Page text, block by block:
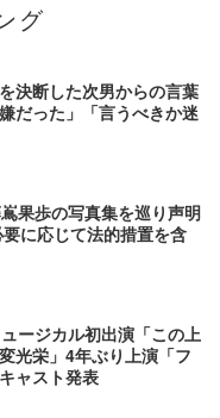
グ
決断した次男からの言葉
だった」「言うべきか迷
果歩の写真集を巡り声明
に応じて法的措置を含
ージカル初出演「この上
光栄」4年ぶり上演「フ
ャスト発表